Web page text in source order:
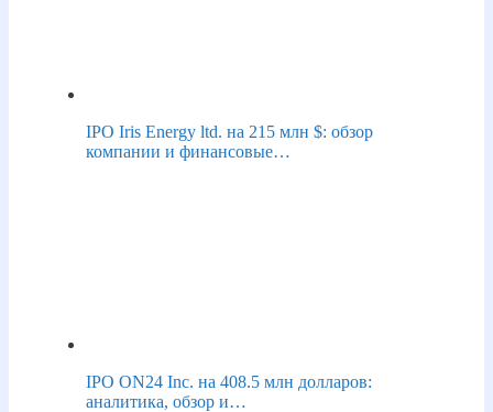
IPO Iris Energy ltd. на 215 млн $: обзор
компании и финансовые…
IPO ON24 Inc. на 408.5 млн долларов:
аналитика, обзор и…